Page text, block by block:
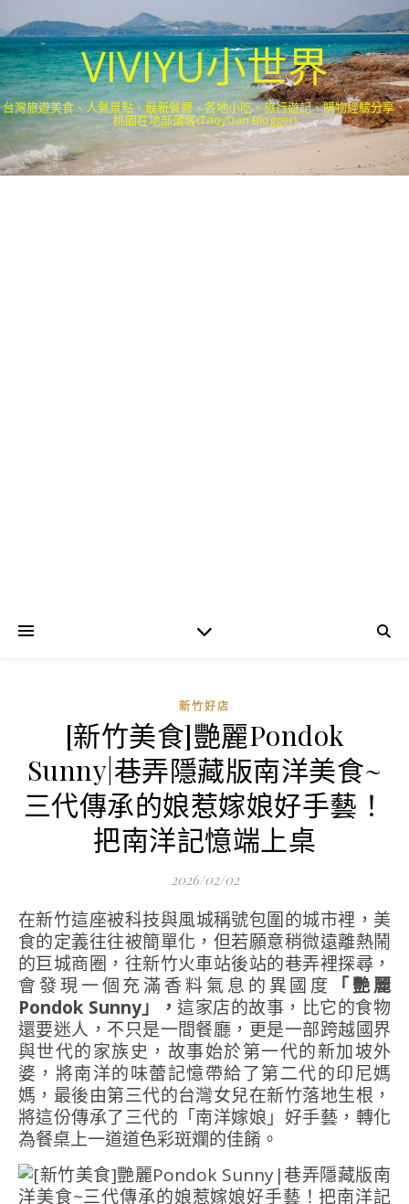
VIVIYU小世界
台灣旅遊美食、人氣景點、最新餐廳、各地小吃、旅行遊記、購物經驗分享．
桃園在地部落客(Taoyuan Blogger)
新竹好店
[新竹美食]艷麗Pondok
Sunny|巷弄隱藏版南洋美食~
三代傳承的娘惹嫁娘好手藝！
把南洋記憶端上桌
2026/02/02
在新竹這座被科技與風城稱號包圍的城市裡，美
食的定義往往被簡單化，但若願意稍微遠離熱鬧
的巨城商圈，往新竹火車站後站的巷弄裡探尋，
會發現一個充滿香料氣息的異國度
「艷麗
Pondok Sunny」，這家店的故事，比它的食物
還要迷人，不只是一間餐廳，更是一部跨越國界
與世代的家族史，故事始於第一代的新加坡外
婆，將南洋的味蕾記憶帶給了第二代的印尼媽
媽，最後由第三代的台灣女兒在新竹落地生根，
將這份傳承了三代的「南洋嫁娘」好手藝，轉化
為餐桌上一道道色彩斑斕的佳餚。